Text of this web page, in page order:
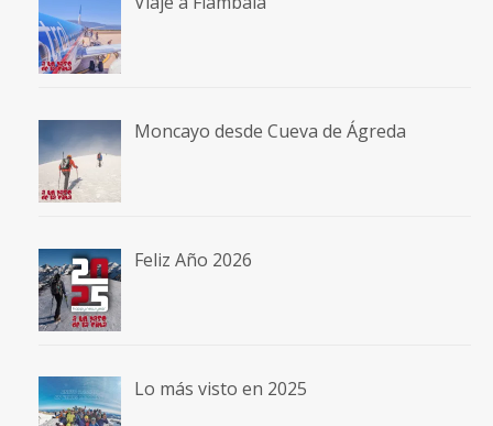
Moncayo desde Cueva de Ágreda
Feliz Año 2026
Lo más visto en 2025